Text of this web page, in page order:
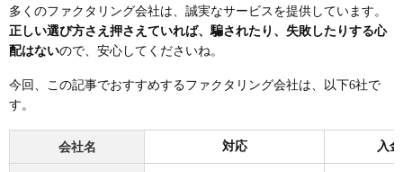
多くのファクタリング会社は、誠実なサービスを提供しています。
正しい選び方さえ押さえていれば、騙されたり、失敗したりする心
配はないので、安心してくださいね。
今回、この記事でおすすめするファクタリング会社は、以下6社で
す。
会社名 対応 入